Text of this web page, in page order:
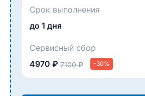
Срок выполнения
до 1 дня
Сервисный сбор
4970 ₽ 7100 ₽ -30%